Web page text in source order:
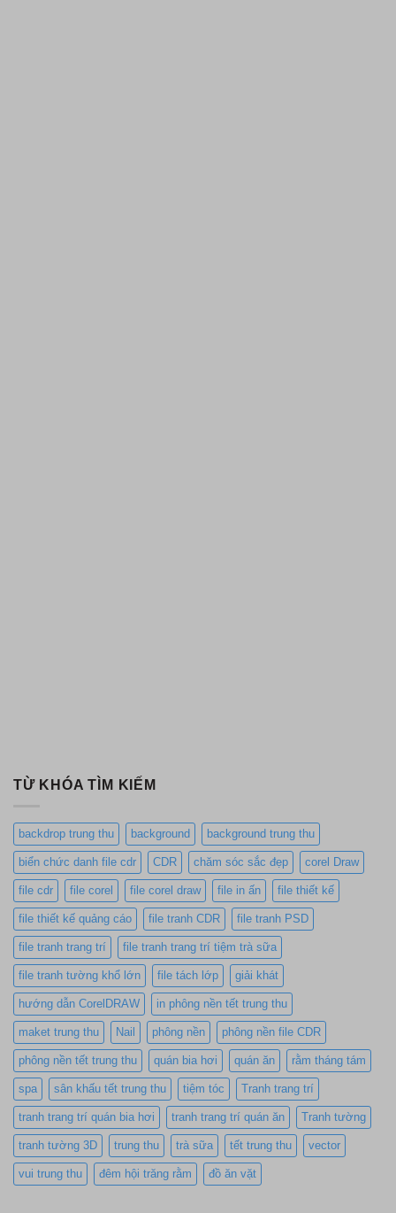
TỪ KHÓA TÌM KIẾM
backdrop trung thu background background trung thu
biển chức danh file cdr CDR chăm sóc sắc đẹp corel Draw
file cdr file corel file corel draw file in ấn file thiết kế
file thiết kế quảng cáo file tranh CDR file tranh PSD
file tranh trang trí file tranh trang trí tiệm trà sữa
file tranh tường khổ lớn file tách lớp giải khát
hướng dẫn CorelDRAW in phông nền tết trung thu
maket trung thu Nail phông nền phông nền file CDR
phông nền tết trung thu quán bia hơi quán ăn rằm tháng tám
spa sân khấu tết trung thu tiệm tóc Tranh trang trí
tranh trang trí quán bia hơi tranh trang trí quán ăn Tranh tường
tranh tường 3D trung thu trà sữa tết trung thu vector
vui trung thu đêm hội trăng rằm đồ ăn vặt